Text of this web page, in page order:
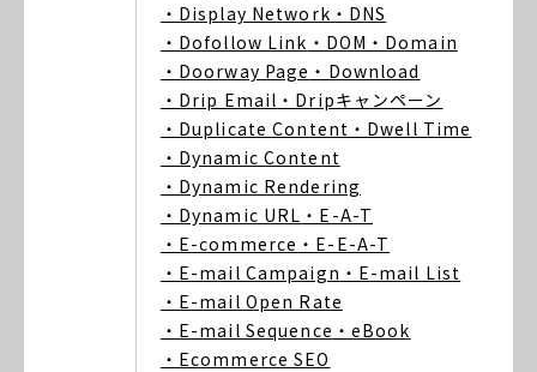
・Display Network ・DNS
・Dofollow Link ・DOM ・Domain
・Doorway Page ・Download
・Drip Email ・Dripキャンペーン
・Duplicate Content ・Dwell Time
・Dynamic Content
・Dynamic Rendering
・Dynamic URL ・E-A-T
・E-commerce ・E-E-A-T
・E-mail Campaign ・E-mail List
・E-mail Open Rate
・E-mail Sequence ・eBook
・Ecommerce SEO